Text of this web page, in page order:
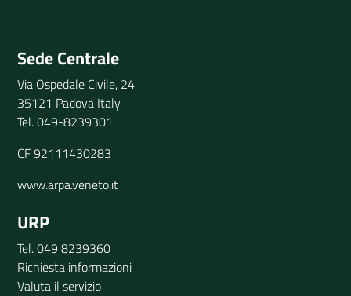
Sede Centrale
Via Ospedale Civile, 24
35121 Padova Italy
Tel. 049-8239301
CF 92111430283
www.arpa.veneto.it
URP
Tel. 049 8239360
Richiesta informazioni
Valuta il servizio